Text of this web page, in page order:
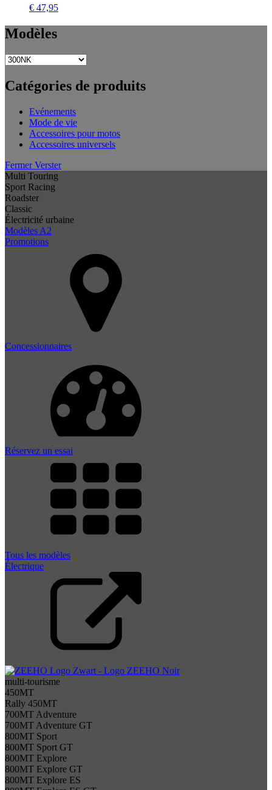
€ 47,95
Modèles
Catégories de produits
Evénements
Mode de vie
Accessoires pour motos
Accessoires universels
Fermer Verster
Multi Touring
Sport Racing
Roadster
Classic
Électricité urbaine
Modèles A2
Promotions
Concessionnaires
Réservez un essai
Tous les modèles
Électrique
multi-tourisme
450MT
Rally 450MT
700MT Adventure
700MT Adventure GT
800MT Sport
800MT Sport GT
800MT Explore
800MT Explore GT
800MT Explore ES